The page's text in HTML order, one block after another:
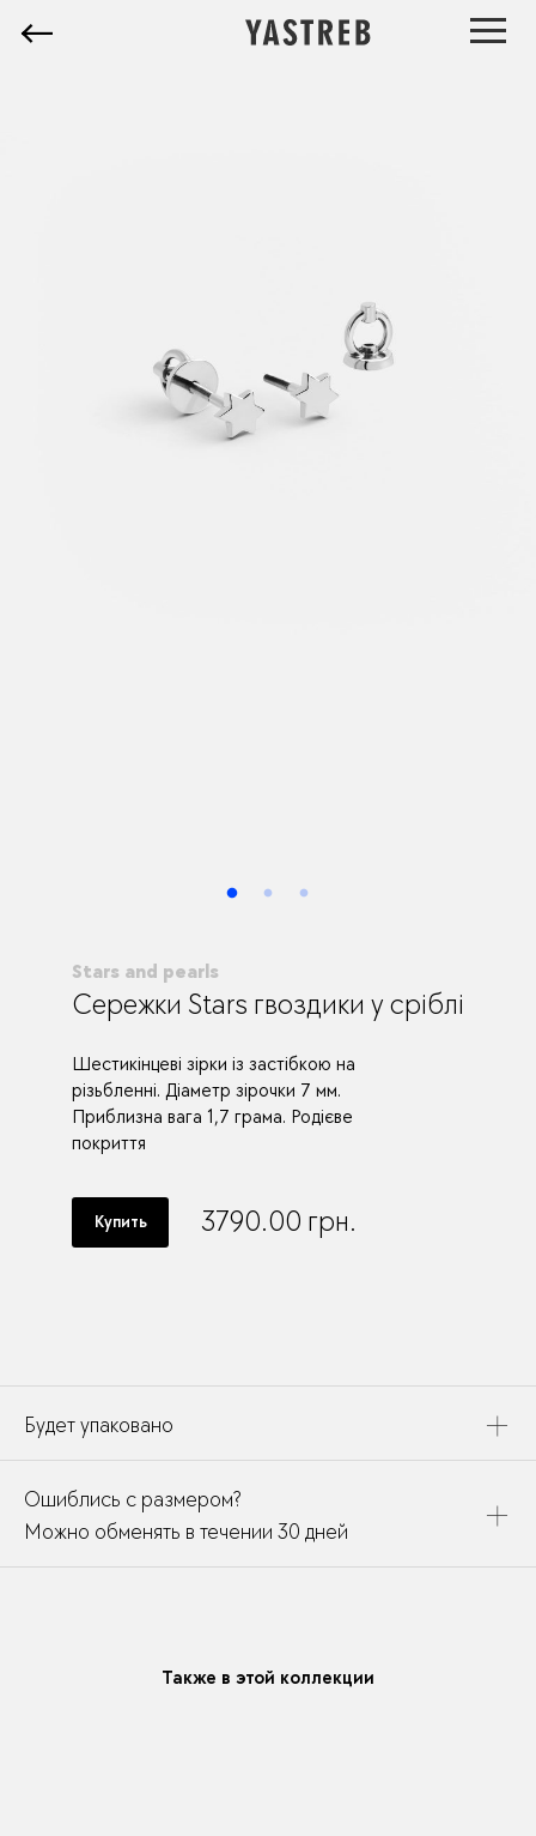
Stars and pearls
Сережки Stars гвоздики у сріблі
Шестикінцеві зірки із застібкою на
різьбленні. Діаметр зірочки 7 мм.
Приблизна вага 1,7 грама. Родієве
покриття
Купить 3790.00 грн.
Будет упаковано
дополнено открыткой, паспортом украшения и
собрано в подарочный пакет
Ошиблись с размером?
Можно обменять в течении 30 дней
Также в этой коллекции